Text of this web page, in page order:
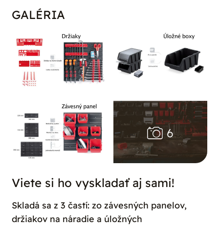
GALÉRIA
Viete si ho vyskladať aj sami!
Skladá sa z 3 častí: zo závesných panelov,
držiakov na náradie a úložných